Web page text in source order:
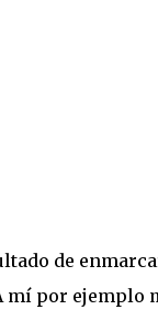
de
mí por ejemplo